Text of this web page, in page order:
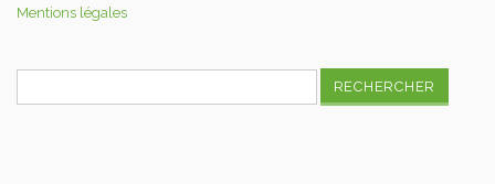
Mentions légales